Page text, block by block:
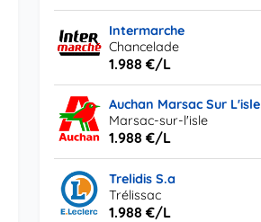
Intermarche
Chancelade
1.988 €/L
Auchan Marsac Sur L'isle
Marsac-sur-l'isle
1.988 €/L
Trelidis S.a
Trélissac
1.988 €/L